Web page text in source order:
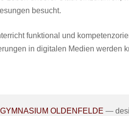
besucht.
funktional und
in digitalen Medien werden
GYMNASIUM OLDENFELDE —